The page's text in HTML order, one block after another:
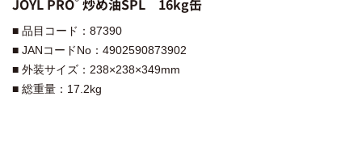
JOYL PRO 炒め油SPL 16kg缶
■ 品目コード：87390
■ JANコードNo：4902590873902
■ 外装サイズ：238×238×349mm
■ 総重量：17.2kg